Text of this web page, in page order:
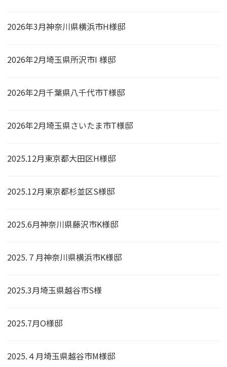
2026年3月神奈川県横浜市H様邸
2026年2月埼玉県所沢市I 様邸
2026年2月千葉県八千代市T様邸
2026年2月埼玉県さいたま市T様邸
2025.12月東京都大田区H様邸
2025.12月東京都杉並区S様邸
2025.6月神奈川県藤沢市K様邸
2025.７月神奈川県横浜市K様邸
2025.3月埼玉県越谷市S様
2025.7月O様邸
2025.４月埼玉県越谷市M様邸